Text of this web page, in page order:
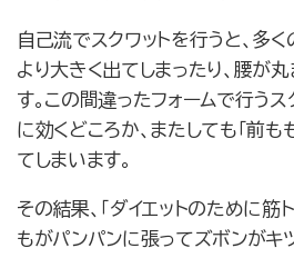
自己流でスクワットを行うと、多
より大きく出てしまったり、腰が
す。この間違ったフォームで行うス
に効くどころか、またしても「前
てしまいます。
その結果、「ダイエットのために筋
もがパンパンに張ってズボンがキ